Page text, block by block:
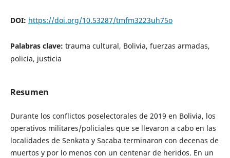
DOI: https://doi.org/10.53287/tmfm3223uh75o
Palabras clave: trauma cultural, Bolivia, fuerzas armadas,
policía, justicia
Resumen
Durante los conflictos poselectorales de 2019 en Bolivia, los
operativos militares/policiales que se llevaron a cabo en las
localidades de Senkata y Sacaba terminaron con decenas de
muertos y por lo menos con un centenar de heridos. En un